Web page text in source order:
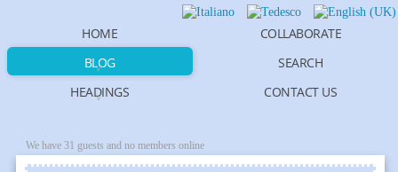
HOME
BLOG
HEADINGS
COLLABORATE
SEARCH
CONTACT US
We have 31 guests and no members online